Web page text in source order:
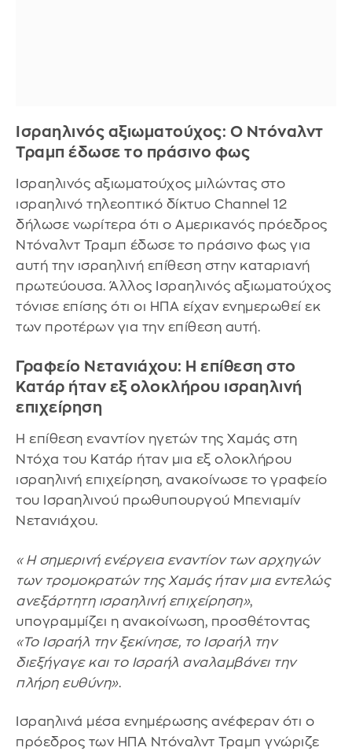
Ισραηλινός αξιωματούχος: O Ντόναλντ
Τραμπ έδωσε το πράσινο φως
Ισραηλινός αξιωματούχος μιλώντας στο
ισραηλινό τηλεοπτικό δίκτυο Channel 12
δήλωσε νωρίτερα ότι ο Αμερικανός πρόεδρος
Ντόναλντ Τραμπ έδωσε το πράσινο φως για
αυτή την ισραηλινή επίθεση στην καταριανή
πρωτεύουσα. Άλλος Ισραηλινός αξιωματούχος
τόνισε επίσης ότι οι ΗΠΑ είχαν ενημερωθεί εκ
των προτέρων για την επίθεση αυτή.
Γραφείο Νετανιάχου: Η επίθεση στο
Κατάρ ήταν εξ ολοκλήρου ισραηλινή
επιχείρηση
Η επίθεση εναντίον ηγετών της Χαμάς στη
Ντόχα του Κατάρ ήταν μια εξ ολοκλήρου
ισραηλινή επιχείρηση, ανακοίνωσε το γραφείο
του Ισραηλινού πρωθυπουργού Μπενιαμίν
Νετανιάχου.
«Η σημερινή ενέργεια εναντίον των αρχηγών
των τρομοκρατών της Χαμάς ήταν μια εντελώς
ανεξάρτητη ισραηλινή επιχείρηση»,
υπογραμμίζει η ανακοίνωση, προσθέτοντας
«Το Ισραήλ την ξεκίνησε, το Ισραήλ την
διεξήγαγε και το Ισραήλ αναλαμβάνει την
πλήρη ευθύνη».
Ισραηλινά μέσα ενημέρωσης ανέφεραν ότι ο
πρόεδρος των ΗΠΑ Ντόναλντ Τραμπ γνώριζε